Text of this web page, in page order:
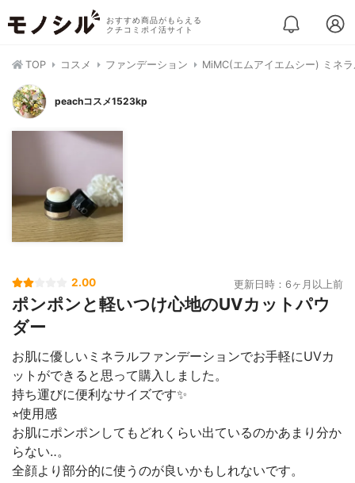
おすすめ商品がもらえる
クチコミポイ活サイト
TOP コスメ ファンデーション MiMC(エムアイエムシー) ミネ
peachコスメ1523kp
2.00 更新日時：6ヶ月以上前
ポンポンと軽いつけ心地のUVカットパウ
ダー
お肌に優しいミネラルファンデーションでお手軽にUVカ
ットができると思って購入しました。
持ち運びに便利なサイズです✨
⭐︎使用感
お肌にポンポンしてもどれくらい出ているのかあまり分か
らない‥。
全顔より部分的に使うのが良いかもしれないです。